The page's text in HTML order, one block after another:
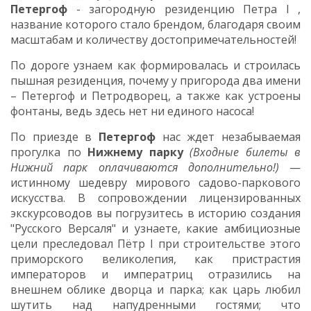
Петергоф - загородную резиденцию Петра I ,
название которого стало брендом, благодаря своим
масштабам и количеству достопримечательностей!
По дороге узнаем как формировалась и строилась
пышная резиденция, почему у пригорода два имени
– Петергоф и Петродворец, а также как устроены
фонтаны, ведь здесь нет ни единого насоса!
По приезде в Петергоф нас ждет незабываемая
прогулка по Нижнему парку (Входные билеты в
Нижний парк оплачиваются дополнительно!) —
истинному шедевру мирового садово-паркового
искусства. В сопровождении лицензированных
экскурсоводов вы погрузитесь в историю создания
"Русского Версаля" и узнаете, какие амбициозные
цели преследовал Пётр I при строительстве этого
приморского великолепия, как пристрастия
императоров и императриц отразились на
внешнем облике дворца и парка; как царь любил
шутить над напудренными гостями; что